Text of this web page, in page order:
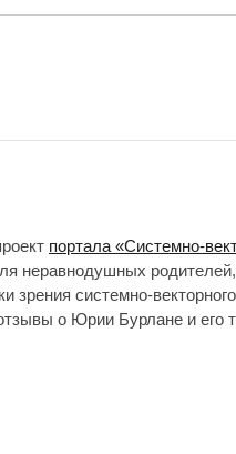
портала «Системно-
неравнодушных
зрения системно-
о Юрии Бурлане и его